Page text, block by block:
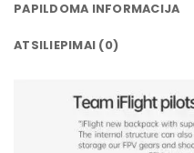
PAPILDOMA INFORMACIJA
ATSILIEPIMAI (0)